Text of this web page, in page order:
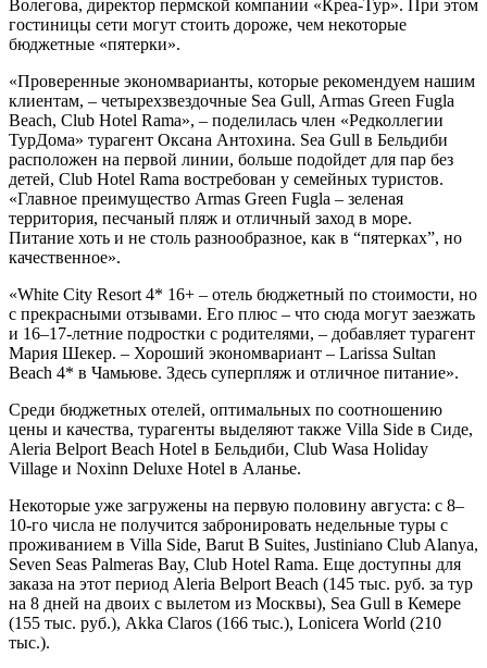
Волегова, директор пермской компании «Креа-Тур». При этом
гостиницы сети могут стоить дороже, чем некоторые
бюджетные «пятерки».
«Проверенные экономварианты, которые рекомендуем нашим
клиентам, – четырехзвездочные Sea Gull, Armas Green Fugla
Beach, Club Hotel Rama», – поделилась член «Редколлегии
ТурДома» турагент Оксана Антохина. Sea Gull в Бельдиби
расположен на первой линии, больше подойдет для пар без
детей, Club Hotel Rama востребован у семейных туристов.
«Главное преимущество Armas Green Fugla – зеленая
территория, песчаный пляж и отличный заход в море.
Питание хоть и не столь разнообразное, как в “пятерках”, но
качественное».
«White City Resort 4* 16+ – отель бюджетный по стоимости, но
с прекрасными отзывами. Его плюс – что сюда могут заезжать
и 16–17-летние подростки с родителями, – добавляет турагент
Мария Шекер. – Хороший экономвариант – Larissa Sultan
Beach 4* в Чамьюве. Здесь суперпляж и отличное питание».
Среди бюджетных отелей, оптимальных по соотношению
цены и качества, турагенты выделяют также Villa Side в Сиде,
Aleria Belport Beach Hotel в Бельдиби, Club Wasa Holiday
Village и Noxinn Deluxe Hotel в Аланье.
Некоторые уже загружены на первую половину августа: с 8–
10-го числа не получится забронировать недельные туры с
проживанием в Villa Side, Barut B Suites, Justiniano Club Alanya,
Seven Seas Palmeras Bay, Club Hotel Rama. Еще доступны для
заказа на этот период Aleria Belport Beach (145 тыс. руб. за тур
на 8 дней на двоих с вылетом из Москвы), Sea Gull в Кемере
(155 тыс. руб.), Akka Claros (166 тыс.), Lonicera World (210
тыс.).